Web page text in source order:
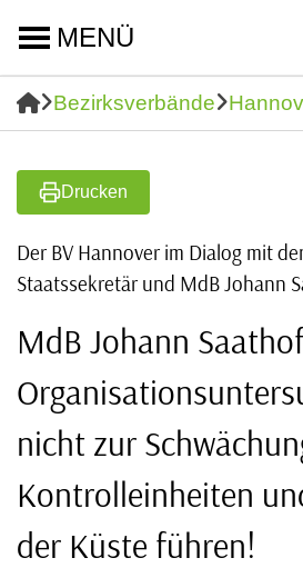
MENÜ
Bezirksverbände
Drucken
Der BV Hannover im Dialog mit
Staatssekretär und MdB Johann
MdB Johann
nicht zur
Kontrolleinheiten
der Küste führen!